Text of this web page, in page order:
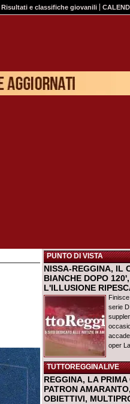
Risultati e classifiche giovanili
PUNTO DI VISTA
NISSA-REGGINA, IL
BIANCHE DOPO
L'ILLUSIONE
serie
oper
TUTTOREGGINALIVE
REGGINA, LA
PATRON
OBIETTIVI,